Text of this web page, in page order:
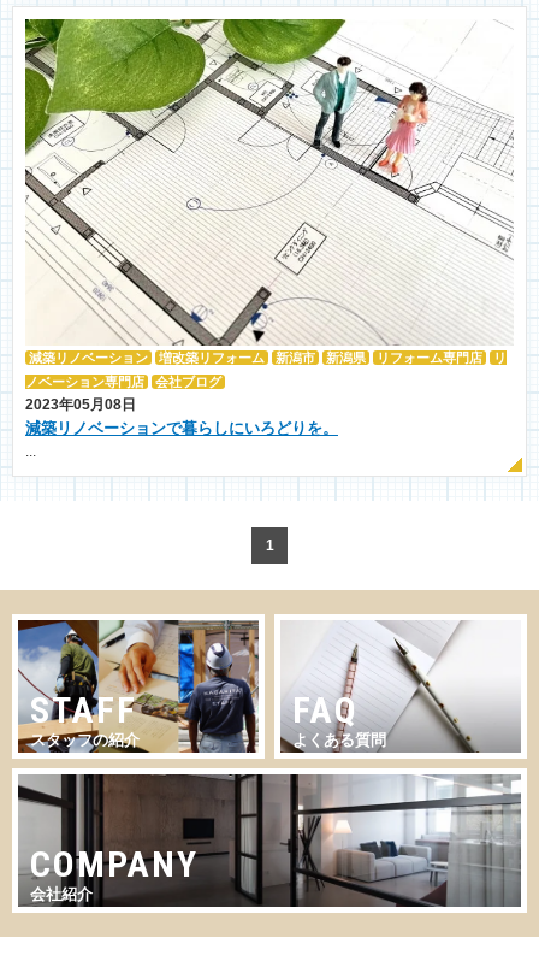
減築リノベーション 増改築リフォーム 新潟市 新潟県 リフォーム専門店
リ
ノベーション専門店
会社ブログ
2023年05月08日
減築リノベーションで暮らしにいろどりを。
1
STAFF
スタッフの紹介
FAQ
よくある質問
COMPANY
会社紹介